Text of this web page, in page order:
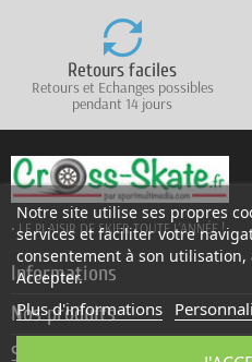
Retours faciles
Retours et Echanges possibles
pendant 14 jours
• LE PLAISIR DE SKIER TOUTE L'ANNÉE !
Informations
Nos produits
Société
Notre site utilise ses propres
services et faciliter votre
consentement à son
Accepter.
Plus d'informations